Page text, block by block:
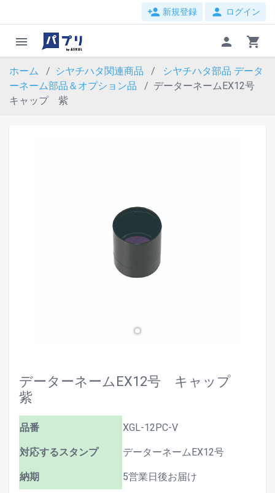
person_add 新規登録 person ログイン
menu person shopping_cart
ホーム シヤチハタ関連商品 シヤチハタ部品 データ
ーネーム部品＆オプション品
データーネームEX12号
キャップ 紫
データーネームEX12号 キャップ
紫
品番 XGL-12PC-V
対応するスタンプ データーネームEX12号
納期 5営業日後お届け